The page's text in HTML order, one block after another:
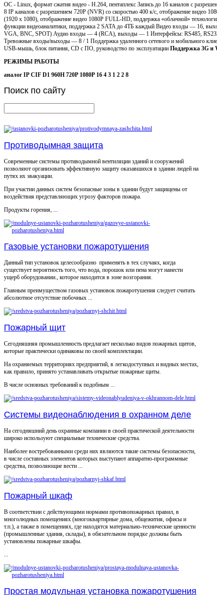
ОС - Linux, формат сжатия видео - H.264, пентаплекс Запись до 16 каналов с
8 IP каналов с разрешением 720Р (NVR) со скоростью 400 к/c, отображение видео
(1920 x 1080), отображение видео 1080P FULL-HD, поддержка «облачной»
функции видеоаналитики, поддержка 2 SATA до 4ТБ каждый Видео входы — 16,
VGA, BNC, SPOT) Аудио входы — 4 (RCA), выходы — 1 Интерфейсы: RS485,
Тревожные входы/выходы — 8 / 1 Поддержка удаленного сетевого и мобильного
USB-мышь, блок питания, CD с ПО, руководство по эксплуатации Поддержка 3G и
РЕЖИМЫ РАБОТЫ
аналог IP CIF D1 960H 720P 1080P 16 4 3 1 2 2 8
Поиск по сайту
Противодымная защита
Современные системы противодымной вентиляции зданий и сооружений
позволяют организовать эффективную защиту оказавшихся в здании людей на
путях их эвакуации.
При участии данных систем безопасные зоны в здании будут защищены от
воздействия представляющих угрозу факторов пожара.
Продукты горения, ...
Газовые установки пожаротушения
Данный тип установок целесообразно применять в тех случаях, когда
существует вероятность того, что вода, порошок или пена могут нанести
ущерб оборудовании., которое находится в зоне возгорания.
Главным преимуществом газовых установок пожаротушения следует считать
абсолютное отсутствие побочных ...
Пожарный щит
Сегодняшняя промышленность предлагает несколько видов пожарных щитов,
которые практически одинаковы по своей комплектации.
На охраняемых территориях предприятий, в легкодоступных и видных местах,
как правило, принято устанавливать открытые пожарные щиты.
В числе основных требований к подобным ...
Системы видеонаблюдения в охранном деле
На сегодняшний день охранные компании в своей практической деятельности
широко используют специальные технические средства.
Наиболее востребованными среди них являются такие системы безопасности,
в числе составных элементов которых выступают аппаратно-программные
средства, позволяющие вести ...
Пожарный шкаф
В соответствии с действующими нормами противопожарных правил, в
многолюдных помещениях (многоквартирные дома, общежития, офисы и
т.п.), а также в помещениях, где находятся материально-технические ценности
(промышленные здания, склады), в обязательном порядке должны быть
установлены пожарные шкафы.
Простая модульная установка пожаротушения